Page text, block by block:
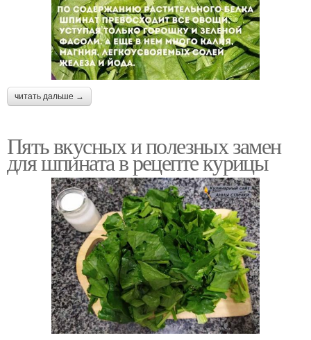
читать дальше →
Пять вкусных и полезных замен
для шпината в рецепте курицы